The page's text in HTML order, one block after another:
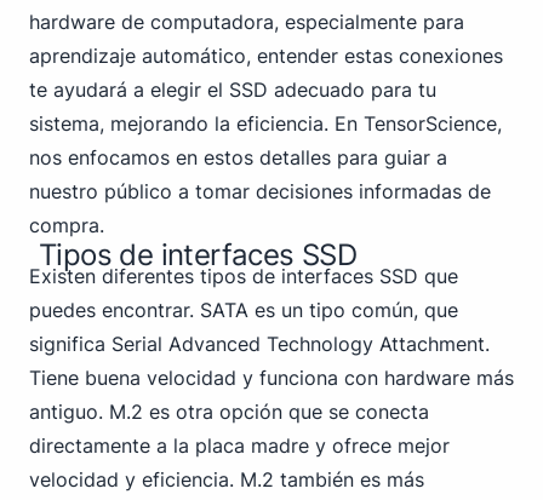
hardware de computadora, especialmente para
aprendizaje automático, entender estas conexiones
te ayudará a elegir el SSD adecuado para tu
sistema, mejorando la eficiencia. En TensorScience,
nos enfocamos en estos detalles para guiar a
nuestro público a tomar decisiones informadas de
compra.
Tipos de interfaces SSD
Existen diferentes tipos de interfaces SSD que
puedes encontrar. SATA es un tipo común, que
significa Serial Advanced Technology Attachment.
Tiene buena velocidad y funciona con hardware más
antiguo. M.2 es otra opción que se conecta
directamente a la placa madre y ofrece mejor
velocidad y eficiencia. M.2 también es más